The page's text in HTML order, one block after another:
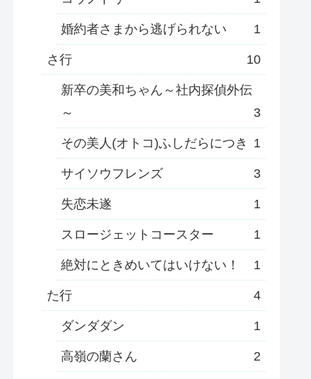
婚約者さまから逃げられない 1
さ行 10
新卒の美和ちゃん～社内探偵外伝
～
3
その美人(オトコ)ふしだらにつき 1
サイソウフレンズ 3
失恋未遂 1
スロージェットコースター 1
絶対にときめいてはいけない！ 1
た行 4
ダンダダン 1
高嶺の蘭さん 2